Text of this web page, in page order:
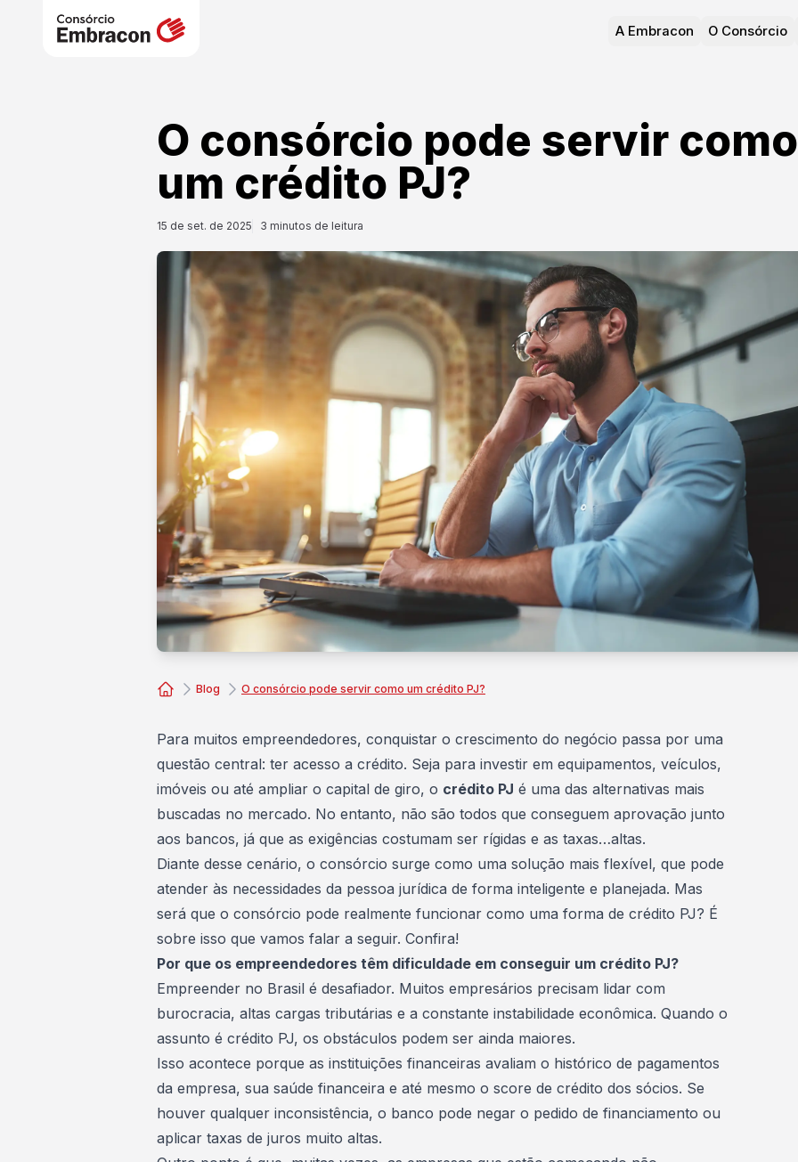
A Embracon O Consórcio
O consórcio pode servir como
um crédito PJ?
15 de set. de 2025 3 minutos de leitura
Blog O consórcio pode servir como um crédito PJ?
Para muitos empreendedores, conquistar o crescimento do negócio passa por uma
questão central: ter acesso a crédito. Seja para investir em equipamentos, veículos,
imóveis ou até ampliar o capital de giro, o crédito PJ é uma das alternativas mais
buscadas no mercado. No entanto, não são todos que conseguem aprovação junto
aos bancos, já que as exigências costumam ser rígidas e as taxas…altas.
Diante desse cenário, o consórcio surge como uma solução mais flexível, que pode
atender às necessidades da pessoa jurídica de forma inteligente e planejada. Mas
será que o consórcio pode realmente funcionar como uma forma de crédito PJ? É
sobre isso que vamos falar a seguir. Confira!
Por que os empreendedores têm dificuldade em conseguir um crédito PJ?
Empreender no Brasil é desafiador. Muitos empresários precisam lidar com
burocracia, altas cargas tributárias e a constante instabilidade econômica. Quando o
assunto é crédito PJ, os obstáculos podem ser ainda maiores.
Isso acontece porque as instituições financeiras avaliam o histórico de pagamentos
da empresa, sua saúde financeira e até mesmo o score de crédito dos sócios. Se
houver qualquer inconsistência, o banco pode negar o pedido de financiamento ou
aplicar taxas de juros muito altas.